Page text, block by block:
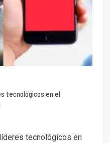
tecnológicos en el
tecnológicos en